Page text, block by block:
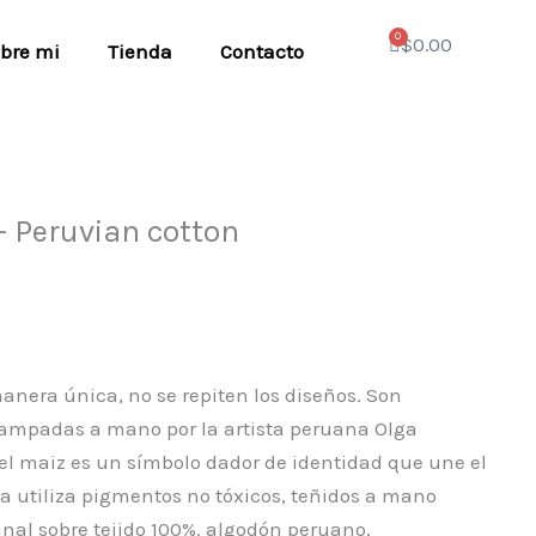
mi Tienda Contacto $0.00
0
Cart
Peruvian cotton
única, no se repiten los diseños. Son
a mano por la artista peruana Olga
maiz es un símbolo dador de identidad que une el
utiliza pigmentos no tóxicos, teñidos a mano
sobre tejido 100%. algodón peruano.